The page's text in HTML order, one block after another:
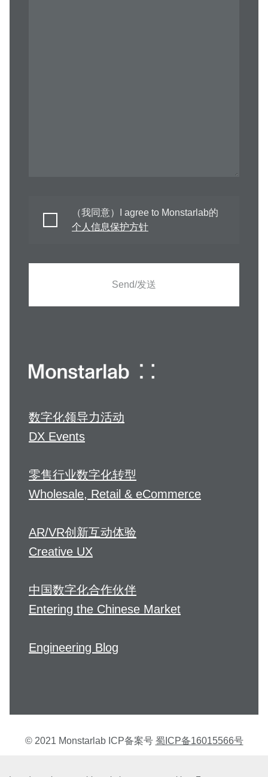
（我同意）I agree to Monstarlab的
个人信息保护方针
Send/发送
数字化领导力活动
DX Events
零售行业数字化转型
Wholesale, Retail & eCommerce
AR/VR创新互动体验
Creative UX
中国数字化合作伙伴
Entering the Chinese Market
Engineering Blog
© 2021 Monstarlab ICP备案号 蜀ICP备16015566号
个人信息保护方针